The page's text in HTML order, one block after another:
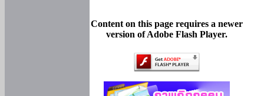
Content on this page requires a newer
version of Adobe Flash Player.